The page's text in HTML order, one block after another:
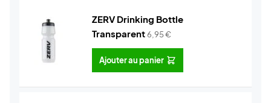
ZERV Drinking Bottle
Transparent6,95€
Ajouter au panier